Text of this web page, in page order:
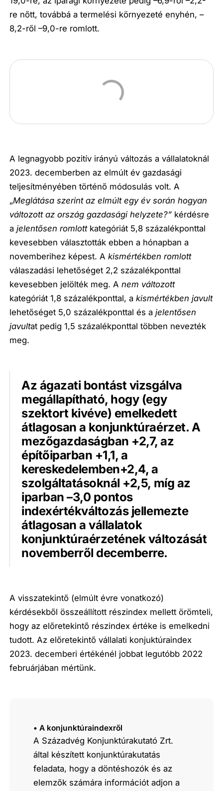
re nőtt, továbbá a termelési környezeté enyhén, –
8,2-ről –9,0-re romlott.
A legnagyobb pozitív irányú változás a vállalatoknál
2023. decemberben az elmúlt év gazdasági
teljesítményében történő módosulás volt. A
„Meglátása szerint az elmúlt egy év során hogyan
változott az ország gazdasági helyzete?” kérdésre
ajelentősen romlottkategóriát 5,8 százalékponttal
kevesebben választották ebben a hónapban a
novemberihez képest. Akismértékben romlott
válaszadási lehetőséget 2,2 százalékponttal
kevesebben jelölték meg. Anem változott
kategóriát 1,8 százalékponttal, akismértékben javult
lehetőséget 5,0 százalékponttal és ajelentősen
javultat pedig 1,5 százalékponttal többen nevezték
meg.
Az ágazati bontást vizsgálva
megállapítható, hogy (egy
szektort kivéve) emelkedett
átlagosan a konjunktúraérzet. A
mezőgazdaságban +2,7, az
építőiparban +1,1, a
kereskedelemben+2,4, a
szolgáltatásoknál +2,5, míg az
iparban –3,0 pontos
indexértékváltozás jellemezte
átlagosan a vállalatok
konjunktúraérzetének változását
novemberről decemberre.
A visszatekintő (elmúlt évre vonatkozó)
kérdésekből összeállított részindex mellett örömteli,
hogy az előretekintő részindex értéke is emelkedni
tudott. Az előretekintő vállalati konjuktúraindex
2023. decemberi értékénél jobbat legutóbb 2022
februárjában mértünk.
• A konjunktúraindexről
A Századvég Konjunktúrakutató Zrt.
által készített konjunktúrakutatás
feladata, hogy a döntéshozók és az
elemzők számára információt adjon a